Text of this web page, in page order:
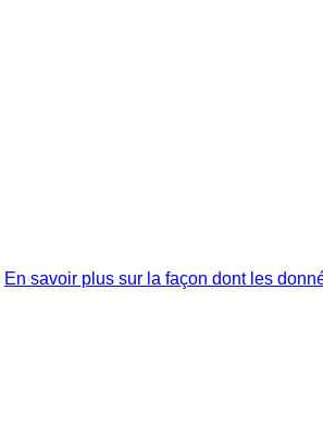
En savoir plus sur la façon dont les